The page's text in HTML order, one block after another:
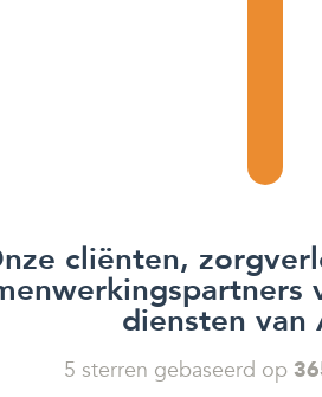
cliënten,
diensten van
5 sterren gebaseerd op